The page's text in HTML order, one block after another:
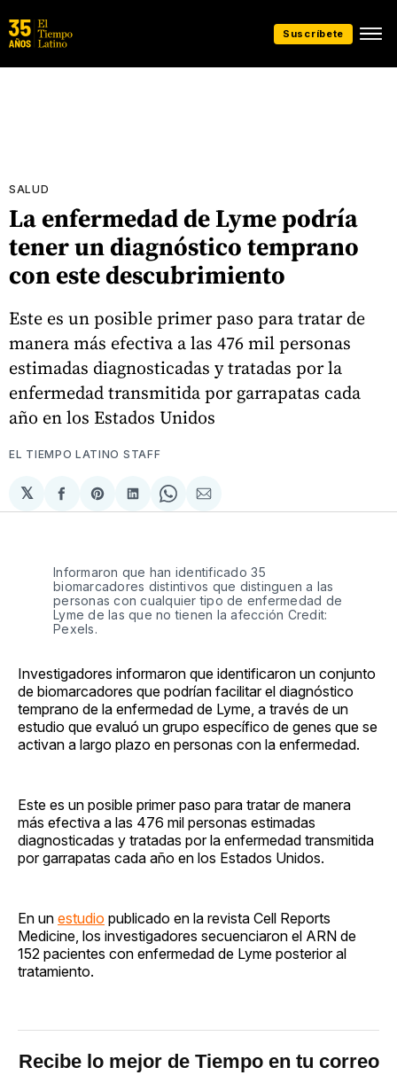
Suscríbete
SALUD
La enfermedad de Lyme podría
tener un diagnóstico temprano
con este descubrimiento
Este es un posible primer paso para tratar de
manera más efectiva a las 476 mil personas
estimadas diagnosticadas y tratadas por la
enfermedad transmitida por garrapatas cada
año en los Estados Unidos
EL TIEMPO LATINO STAFF
𝕏
Compartir
en
Share
on
Compartir
en
Share
on
Compartir
via
Informaron que han identificado 35
biomarcadores distintivos que distinguen a las
personas con cualquier tipo de enfermedad de
Lyme de las que no tienen la afección Credit:
Pexels.
Investigadores informaron que identificaron un conjunto
de biomarcadores que podrían facilitar el diagnóstico
temprano de la enfermedad de Lyme, a través de un
estudio que evaluó un grupo específico de genes que se
activan a largo plazo en personas con la enfermedad.
Este es un posible primer paso para tratar de manera
más efectiva a las 476 mil personas estimadas
diagnosticadas y tratadas por la enfermedad transmitida
por garrapatas cada año en los Estados Unidos.
En un estudio publicado en la revista Cell Reports
Medicine, los investigadores secuenciaron el ARN de
152 pacientes con enfermedad de Lyme posterior al
tratamiento.
Recibe lo mejor de Tiempo en tu correo